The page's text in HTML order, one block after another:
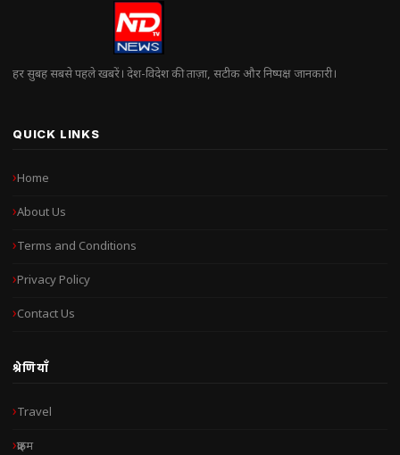
हर सुबह सबसे पहले खबरें। देश-विदेश की ताज़ा, सटीक और निष्पक्ष जानकारी।
QUICK LINKS
Home
About Us
Terms and Conditions
Privacy Policy
Contact Us
श्रेणियाँ
Travel
क्राइम